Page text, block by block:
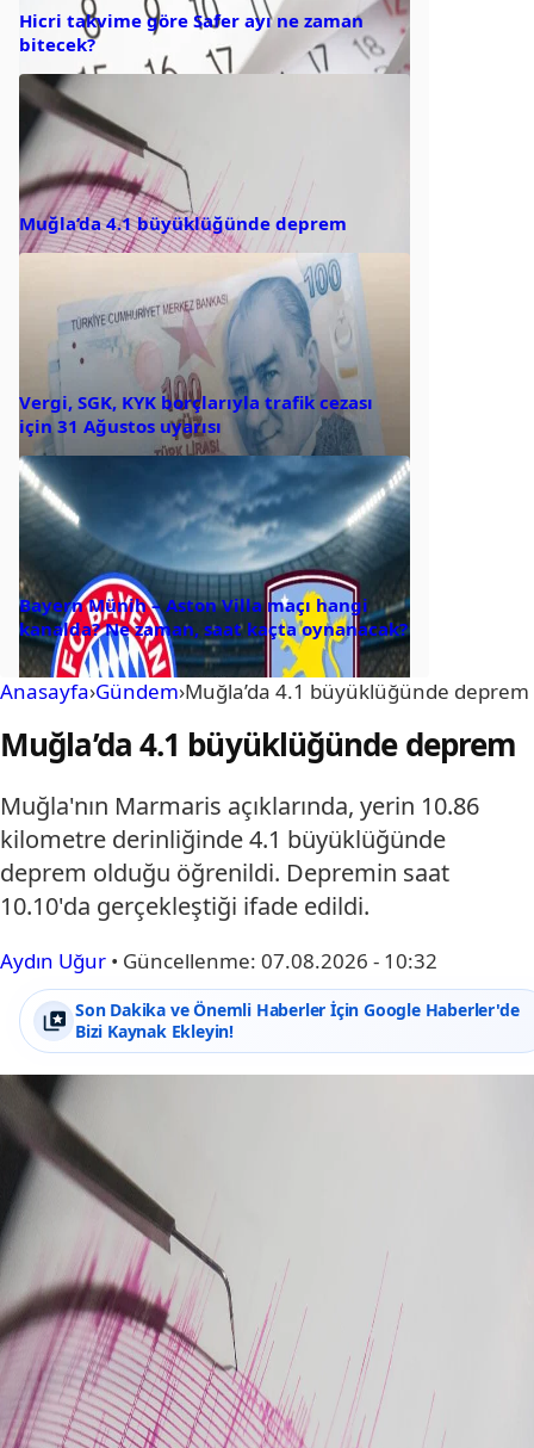
Hicri takvime göre Safer ayı ne zaman
bitecek?
Muğla’da 4.1 büyüklüğünde deprem
Vergi, SGK, KYK borçlarıyla trafik cezası
için 31 Ağustos uyarısı
Bayern Münih – Aston Villa maçı hangi
kanalda? Ne zaman, saat kaçta oynanacak?
Anasayfa›Gündem›Muğla’da 4.1 büyüklüğünde deprem
Muğla’da 4.1 büyüklüğünde deprem
Muğla'nın Marmaris açıklarında, yerin 10.86
kilometre derinliğinde 4.1 büyüklüğünde
deprem olduğu öğrenildi. Depremin saat
10.10'da gerçekleştiği ifade edildi.
Aydın Uğur • Güncellenme: 07.08.2026 - 10:32
Son Dakika ve Önemli Haberler İçin Google Haberler'de
Bizi Kaynak Ekleyin!